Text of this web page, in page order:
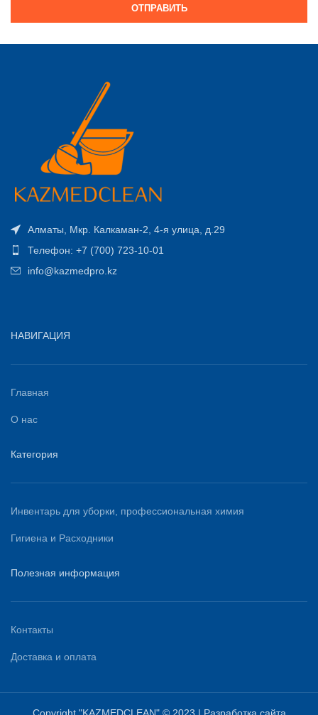
ОТПРАВИТЬ
Алматы, Мкр. Калкаман-2, 4-я улица, д.29
Телефон: +7 (700) 723-10-01
info@kazmedpro.kz
НАВИГАЦИЯ
Главная
О нас
Категория
Инвентарь для уборки, профессиональная химия
Гигиена и Расходники
Полезная информация
Контакты
Доставка и оплата